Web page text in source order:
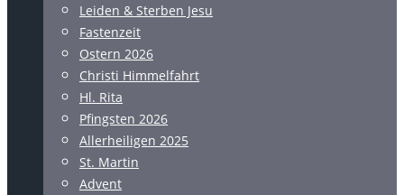
Leiden & Sterben Jesu
Fastenzeit
Ostern 2026
Christi Himmelfahrt
Hl. Rita
Pfingsten 2026
Allerheiligen 2025
St. Martin
Advent